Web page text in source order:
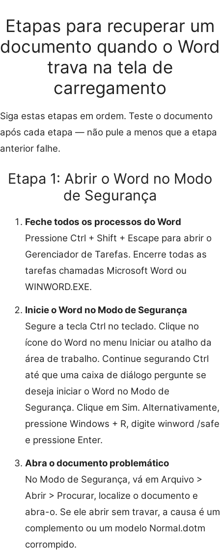
Etapas para recuperar um
documento quando o Word
trava na tela de
carregamento
Siga estas etapas em ordem. Teste o documento
após cada etapa — não pule a menos que a etapa
anterior falhe.
Etapa 1: Abrir o Word no Modo
de Segurança
Feche todos os processos do Word
Pressione Ctrl + Shift + Escape para abrir o
Gerenciador de Tarefas. Encerre todas as
tarefas chamadas Microsoft Word ou
WINWORD.EXE.
Inicie o Word no Modo de Segurança
Segure a tecla Ctrl no teclado. Clique no
ícone do Word no menu Iniciar ou atalho da
área de trabalho. Continue segurando Ctrl
até que uma caixa de diálogo pergunte se
deseja iniciar o Word no Modo de
Segurança. Clique em Sim. Alternativamente,
pressione Windows + R, digite winword /safe
e pressione Enter.
Abra o documento problemático
No Modo de Segurança, vá em Arquivo >
Abrir > Procurar, localize o documento e
abra-o. Se ele abrir sem travar, a causa é um
complemento ou um modelo Normal.dotm
corrompido.